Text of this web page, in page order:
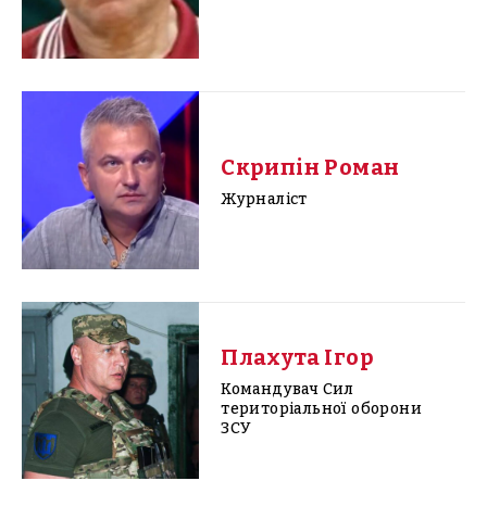
Скрипін Роман
Журналіст
Плахута Ігор
Командувач Сил
територіальної оборони
ЗСУ